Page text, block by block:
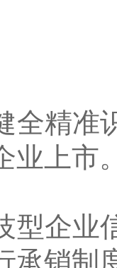
精准
业上市
企业
承销制